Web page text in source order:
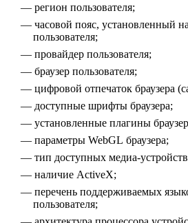
регион пользователя;
часовой пояс, установленный
пользователя;
провайдер пользователя;
браузер пользователя;
цифровой отпечаток браузера
доступные шрифты браузера;
установленные плагины
параметры WebGL браузера;
тип доступных медиа-устройств
наличие ActiveX;
перечень поддерживаемых
пользователя;